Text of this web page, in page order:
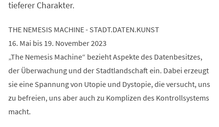
tieferer Charakter.
THE NEMESIS MACHINE - STADT.DATEN.KUNST
16. Mai bis 19. November 2023
„The Nemesis Machine“ bezieht Aspekte des Datenbesitzes,
der Überwachung und der Stadtlandschaft ein. Dabei erzeugt
sie eine Spannung von Utopie und Dystopie, die versucht, uns
zu befreien, uns aber auch zu Komplizen des Kontrollsystems
macht.